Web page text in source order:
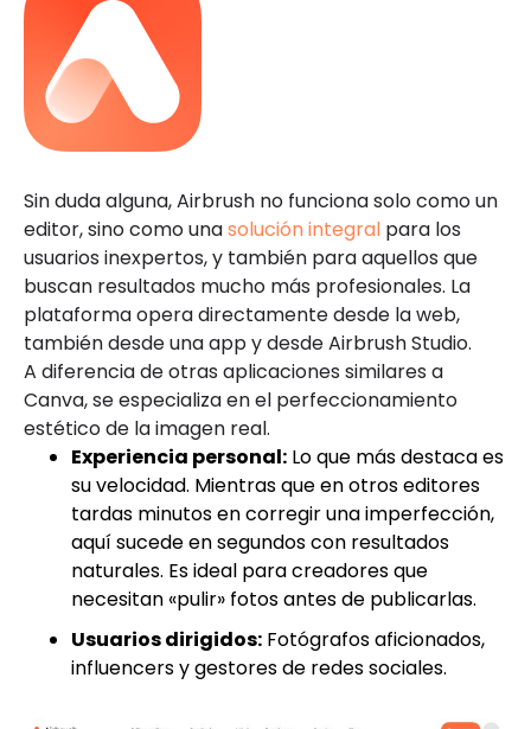
Sin duda alguna, Airbrush no funciona solo como un
editor, sino como unasolución integral para los
usuarios inexpertos, y también para aquellos que
buscan resultados mucho más profesionales. La
plataforma opera directamente desde la web,
también desde una app y desde Airbrush Studio.
A diferencia de otras aplicaciones similares a
Canva, se especializa en el perfeccionamiento
estético de la imagen real.
Experiencia personal: Lo que más destaca es
su velocidad. Mientras que en otros editores
tardas minutos en corregir una imperfección,
aquí sucede en segundos con resultados
naturales. Es ideal para creadores que
necesitan «pulir» fotos antes de publicarlas.
Usuarios dirigidos: Fotógrafos aficionados,
influencers y gestores de redes sociales.